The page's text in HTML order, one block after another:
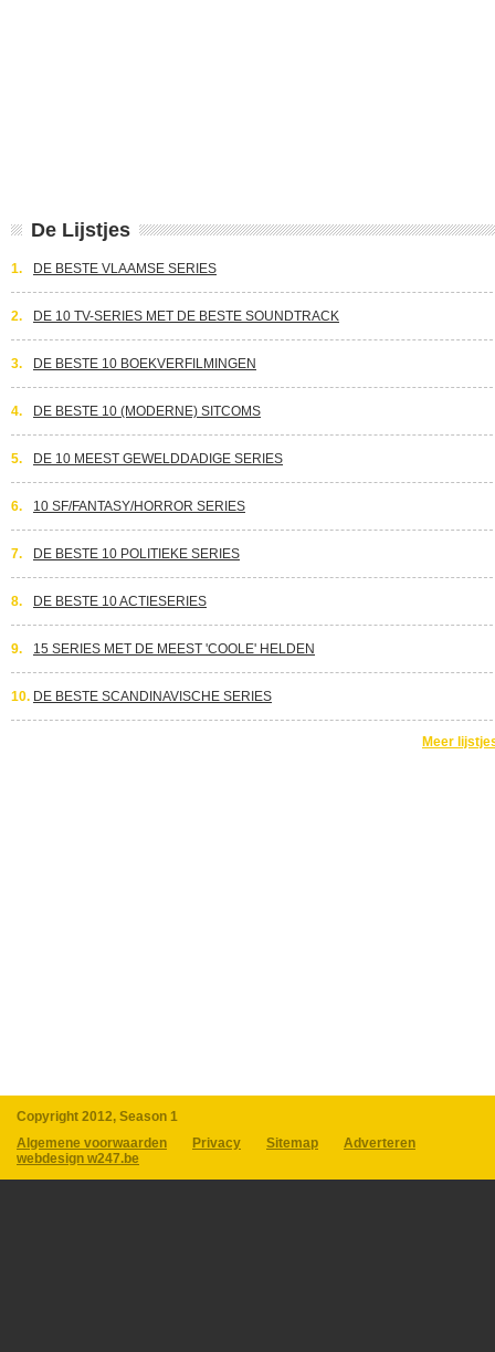
De Lijstjes
1. DE BESTE VLAAMSE SERIES
2. DE 10 TV-SERIES MET DE BESTE SOUNDTRACK
3. DE BESTE 10 BOEKVERFILMINGEN
4. DE BESTE 10 (MODERNE) SITCOMS
5. DE 10 MEEST GEWELDDADIGE SERIES
6. 10 SF/FANTASY/HORROR SERIES
7. DE BESTE 10 POLITIEKE SERIES
8. DE BESTE 10 ACTIESERIES
9. 15 SERIES MET DE MEEST 'COOLE' HELDEN
10. DE BESTE SCANDINAVISCHE SERIES
Meer
Copyright 2012, Season 1
Algemene voorwaarden
Privacy Sitemap
Adverteren
webdesign w247.be